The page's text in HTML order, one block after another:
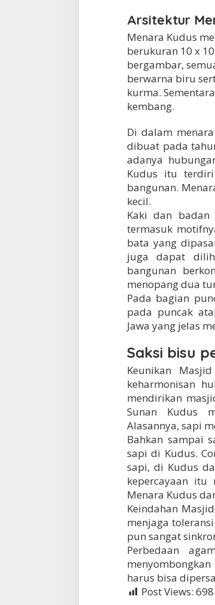
Arsitektur
Menara Kudus
berukuran 10 x
bergambar,
berwarna biru
kurma.
kembang.
Di dalam
dibuat pada
adanya
Kudus itu
bangunan.
kecil.
Kaki dan badan
termasuk
bata yang
juga dapat
bangunan
menopang dua
Pada bagian
pada puncak
Jawa yang jelas
Saksi bisu
Keunikan
keharmonisan
mendirikan
Sunan Kudus
Alasannya, sapi
Bahkan sampai
sapi di Kudus.
sapi, di Kudus
kepercayaan
Menara Kudus
Keindahan
menjaga
pun sangat
Perbedaan
harus bisa
Post Views: 698